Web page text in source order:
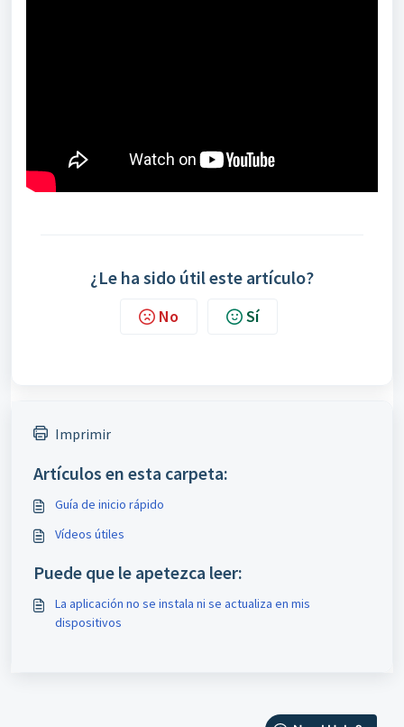
¿Le ha sido útil este artículo?
No Sí
Imprimir
Artículos en esta carpeta:
Guía de inicio rápido
Vídeos útiles
Puede que le apetezca leer:
La aplicación no se instala ni se actualiza en mis
dispositivos